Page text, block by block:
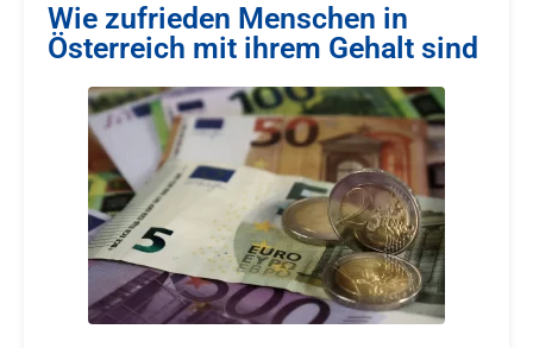
Wie zufrieden Menschen in
Österreich mit ihrem Gehalt sind